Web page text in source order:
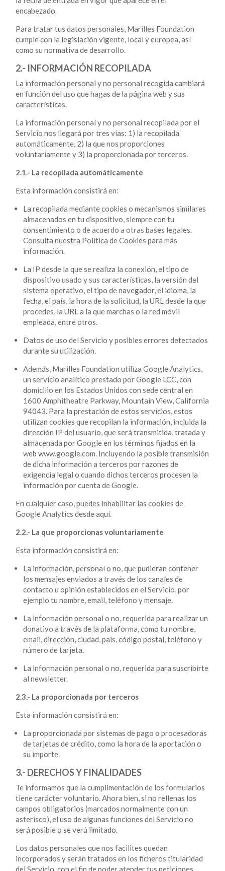
encabezado.
Para tratar tus datos personales, Marilles Foundation
cumple con la legislación vigente, local y europea, así
como su normativa de desarrollo.
2.- INFORMACIÓN RECOPILADA
La información personal y no personal recogida cambiará
en función del uso que hagas de la página web y sus
características.
La información personal y no personal recopilada por el
Servicio nos llegará por tres vías: 1) la recopilada
automáticamente, 2) la que nos proporciones
voluntariamente y 3) la proporcionada por terceros.
2.1.- La recopilada automáticamente
Esta información consistirá en:
La recopilada mediante cookies o mecanismos similares
almacenados en tu dispositivo, siempre con tu
consentimiento o de acuerdo a otras bases legales.
Consulta nuestra Política de Cookies para más
información.
La IP desde la que se realiza la conexión, el tipo de
dispositivo usado y sus características, la versión del
sistema operativo, el tipo de navegador, el idioma, la
fecha, el país, la hora de la solicitud, la URL desde la que
procedes, la URL a la que marchas o la red móvil
empleada, entre otros.
Datos de uso del Servicio y posibles errores detectados
durante su utilización.
Además, Marilles Foundation utiliza Google Analytics,
un servicio analítico prestado por Google LCC, con
domicilio en los Estados Unidos con sede central en
1600 Amphitheatre Parkway, Mountain View, California
94043. Para la prestación de estos servicios, estos
utilizan cookies que recopilan la información, incluida la
dirección IP del usuario, que será transmitida, tratada y
almacenada por Google en los términos fijados en la
web www.google.com. Incluyendo la posible transmisión
de dicha información a terceros por razones de
exigencia legal o cuando dichos terceros procesen la
información por cuenta de Google.
En cualquier caso, puedes inhabilitar las cookies de
Google Analytics desde aquí.
2.2.- La que proporcionas voluntariamente
Esta información consistirá en:
La información, personal o no, que pudieran contener
los mensajes enviados a través de los canales de
contacto u opinión establecidos en el Servicio, por
ejemplo tu nombre, email, teléfono y mensaje.
La información personal o no, requerida para realizar un
donativo a través de la plataforma, como tu nombre,
email, dirección, ciudad, pais, código postal, teléfono y
número de tarjeta.
La información personal o no, requerida para suscribirte
al newsletter.
2.3.- La proporcionada por terceros
Esta información consistirá en:
La proporcionada por sistemas de pago o procesadoras
de tarjetas de crédito, como la hora de la aportación o
su importe.
3.- DERECHOS Y FINALIDADES
Te informamos que la cumplimentación de los formularios
tiene carácter voluntario. Ahora bien, si no rellenas los
campos obligatorios (marcados normalmente con un
asterisco), el uso de algunas funciones del Servicio no
será posible o se verá limitado.
Los datos personales que nos facilites quedan
incorporados y serán tratados en los ficheros titularidad
del Servicio, con el fin de poder atender tus peticiones.